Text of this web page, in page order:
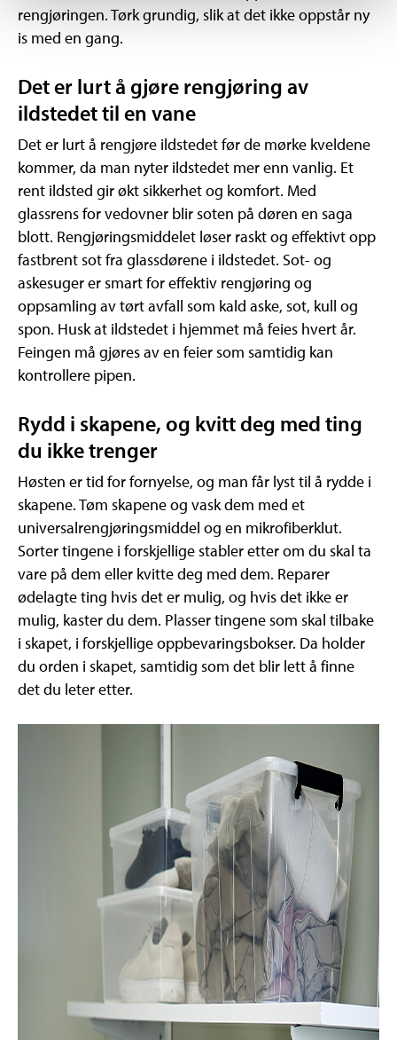
rengjøringen. Tørk grundig, slik at det ikke oppstår ny
is med en gang.
Det er lurt å gjøre rengjøring av
ildstedet til en vane
Det er lurt å rengjøre ildstedet før de mørke kveldene
kommer, da man nyter ildstedet mer enn vanlig. Et
rent ildsted gir økt sikkerhet og komfort. Med
glassrens for vedovner blir soten på døren en saga
blott. Rengjøringsmiddelet løser raskt og effektivt opp
fastbrent sot fra glassdørene i ildstedet. Sot- og
askesuger er smart for effektiv rengjøring og
oppsamling av tørt avfall som kald aske, sot, kull og
spon. Husk at ildstedet i hjemmet må feies hvert år.
Feingen må gjøres av en feier som samtidig kan
kontrollere pipen.
Rydd i skapene, og kvitt deg med ting
du ikke trenger
Høsten er tid for fornyelse, og man får lyst til å rydde i
skapene. Tøm skapene og vask dem med et
universalrengjøringsmiddel og en mikrofiberklut.
Sorter tingene i forskjellige stabler etter om du skal ta
vare på dem eller kvitte deg med dem. Reparer
ødelagte ting hvis det er mulig, og hvis det ikke er
mulig, kaster du dem. Plasser tingene som skal tilbake
i skapet, i forskjellige oppbevaringsbokser. Da holder
du orden i skapet, samtidig som det blir lett å finne
det du leter etter.